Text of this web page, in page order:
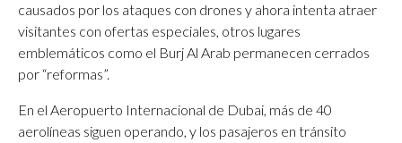
causados ​​por los ataques con drones y ahora intenta atraer
visitantes con ofertas especiales, otros lugares
emblemáticos como el Burj Al Arab permanecen cerrados
por “reformas”.
En el Aeropuerto Internacional de Dubai, más de 40
aerolíneas siguen operando, y los pasajeros en tránsito